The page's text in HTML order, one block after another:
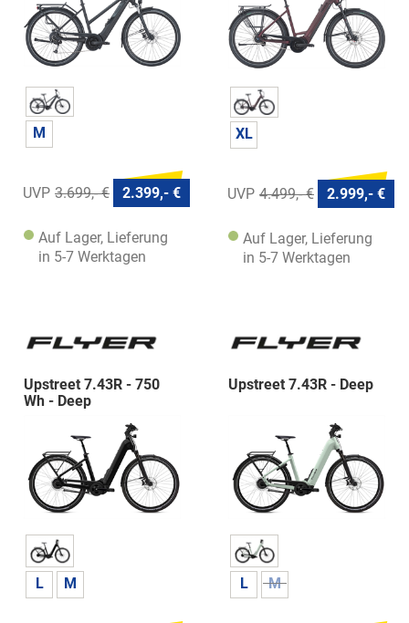
M
3.699,- € 2.399,- €
Auf Lager, Lieferung
in 5-7 Werktagen
XL
4.499,- € 2.999,- €
Auf Lager, Lieferung
in 5-7 Werktagen
Upstreet 7.43R - 750
Wh - Deep
L M
Upstreet 7.43R - Deep
L M